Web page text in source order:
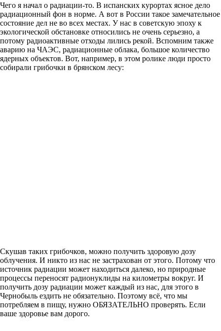
Чего я начал о радиации-то. В испанских курортах ясное дело
радиационный фон в норме. А вот в России такое замечательное
состояние дел не во всех местах. У нас в советскую эпоху к
экологической обстановке относились не очень серьезно, а
потому радиоактивные отходы лились рекой. Вспомним также
аварию на ЧАЭС, радиационные облака, большое количество
ядерных объектов. Вот, например, в этом ролике люди просто
собирали грибочки в брянском лесу:
Скушав таких грибочков, можно получить здоровую дозу
облучения. И никто из нас не застрахован от этого. Потому что
источник радиации может находиться далеко, но природные
процессы переносят радионуклиды на километры вокруг. И
получить дозу радиации может каждый из нас, для этого в
Чернобыль ездить не обязательно. Поэтому всё, что мы
потребляем в пищу, нужно ОБЯЗАТЕЛЬНО проверять. Если
ваше здоровье вам дорого.